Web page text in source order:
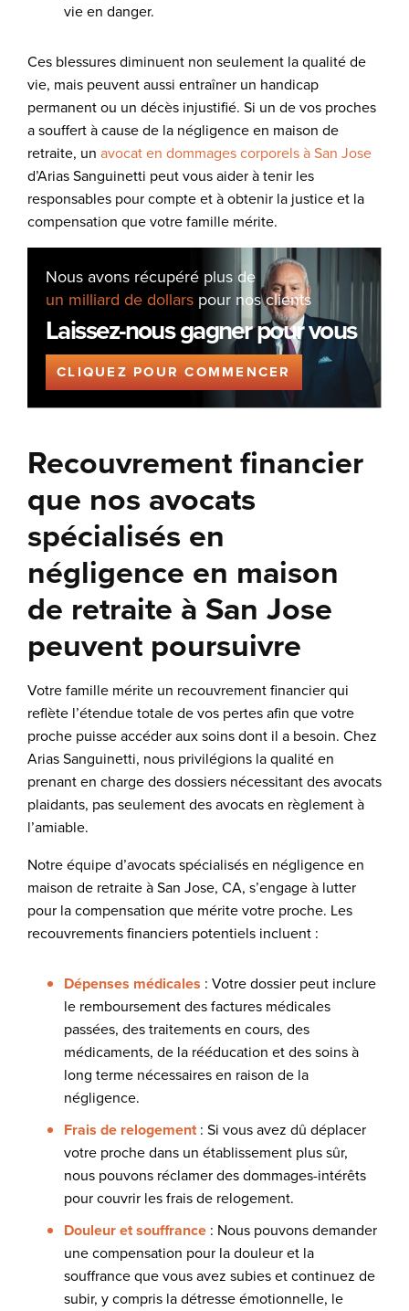
vie en danger.
Ces blessures diminuent non seulement la qualité de
vie, mais peuvent aussi entraîner un handicap
permanent ou un décès injustifié. Si un de vos proches
a souffert à cause de la négligence en maison de
retraite, un avocat en dommages corporels à San Jose
d’Arias Sanguinetti peut vous aider à tenir les
responsables pour compte et à obtenir la justice et la
compensation que votre famille mérite.
Nous avons récupéré plus de
un milliard de dollars pour nos clients
Laissez-nous gagner pour vous
CLIQUEZ POUR COMMENCER
Recouvrement financier
que nos avocats
spécialisés en
négligence en maison
de retraite à San Jose
peuvent poursuivre
Votre famille mérite un recouvrement financier qui
reflète l’étendue totale de vos pertes afin que votre
proche puisse accéder aux soins dont il a besoin. Chez
Arias Sanguinetti, nous privilégions la qualité en
prenant en charge des dossiers nécessitant des avocats
plaidants, pas seulement des avocats en règlement à
l’amiable.
Notre équipe d’avocats spécialisés en négligence en
maison de retraite à San Jose, CA, s’engage à lutter
pour la compensation que mérite votre proche. Les
recouvrements financiers potentiels incluent :
Dépenses médicales : Votre dossier peut inclure
le remboursement des factures médicales
passées, des traitements en cours, des
médicaments, de la rééducation et des soins à
long terme nécessaires en raison de la
négligence.
Frais de relogement: Si vous avez dû déplacer
votre proche dans un établissement plus sûr,
nous pouvons réclamer des dommages-intérêts
pour couvrir les frais de relogement.
Douleur et souffrance : Nous pouvons demander
une compensation pour la douleur et la
souffrance que vous avez subies et continuez de
subir, y compris la détresse émotionnelle, le